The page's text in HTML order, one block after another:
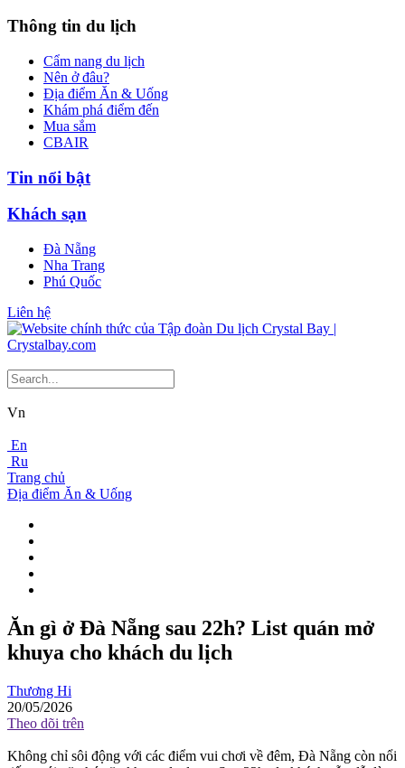
Thông tin du lịch
Cẩm nang du lịch
Nên ở đâu?
Địa điểm Ăn & Uống
Khám phá điểm đến
Mua sắm
CBAIR
Tin nổi bật
Khách sạn
Đà Nẵng
Nha Trang
Phú Quốc
Liên hệ
Vn
En
Ru
Trang chủ
Địa điểm Ăn & Uống
Ăn gì ở Đà Nẵng sau 22h? List quán mở
khuya cho khách du lịch
Thương Hi
20/05/2026
Theo dõi trên
Không chỉ sôi động với các điểm vui chơi về đêm, Đà Nẵng còn nổi